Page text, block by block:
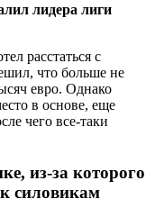
лидера лиги
расстаться с
что больше не
евро. Однако
в основе, еще
чего все-таки
из-за которого
силовикам